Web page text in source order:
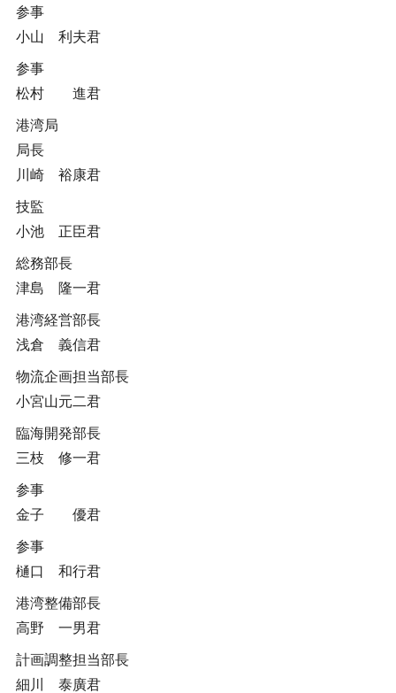
参事
小山 利夫君
参事
松村 進君
港湾局
局長
川崎 裕康君
技監
小池 正臣君
総務部長
津島 隆一君
港湾経営部長
浅倉 義信君
物流企画担当部長
小宮山元二君
臨海開発部長
三枝 修一君
参事
金子 優君
参事
樋口 和行君
港湾整備部長
高野 一男君
計画調整担当部長
細川 泰廣君